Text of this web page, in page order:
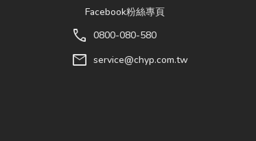
Facebook粉絲專頁
call 0800-080-580
mail service@chyp.com.tw